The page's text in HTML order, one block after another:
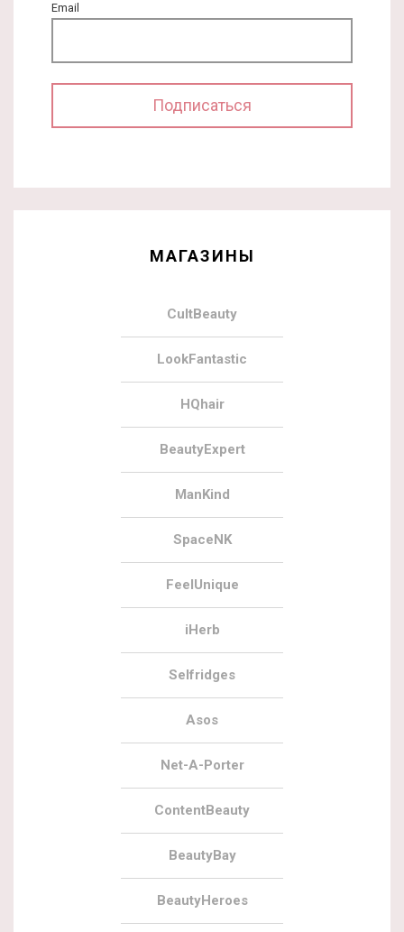
Email
МАГАЗИНЫ
CultBeauty
LookFantastic
HQhair
BeautyExpert
ManKind
SpaceNK
FeelUnique
iHerb
Selfridges
Asos
Net-A-Porter
ContentBeauty
BeautyBay
BeautyHeroes